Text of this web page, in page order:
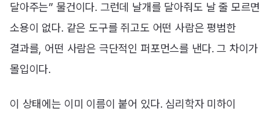
달아주는” 물건이다. 그런데 날개를 달아줘도 날 줄 모르면
소용이 없다. 같은 도구를 쥐고도 어떤 사람은 평범한
결과를, 어떤 사람은 극단적인 퍼포먼스를 낸다. 그 차이가
몰입이다.
이 상태에는 이미 이름이 붙어 있다. 심리학자 미하이